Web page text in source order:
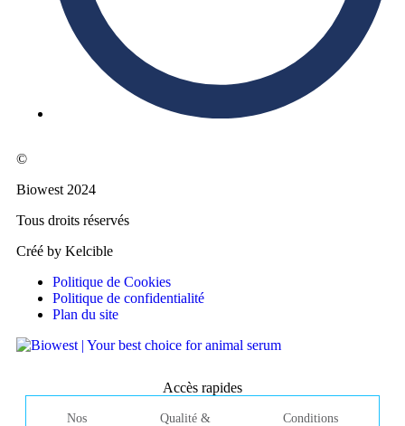
©
Biowest 2024
Tous droits réservés
Créé by Kelcible
Politique de Cookies
Politique de confidentialité
Plan du site
Accès rapides
Nos Qualité & Conditions